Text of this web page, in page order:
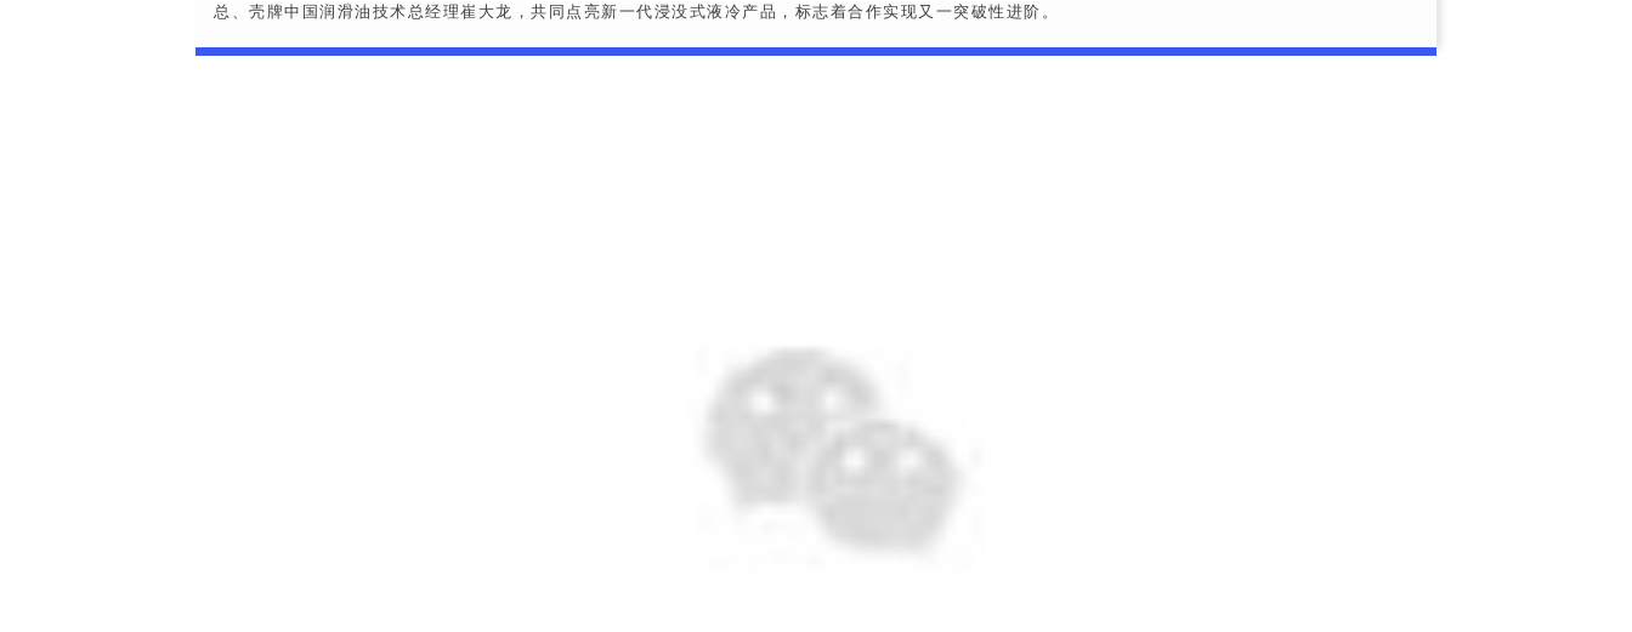
总、壳牌中国润滑油技术总经理崔大龙，共同点亮新一代浸没式液冷产品，标志着合作实现又一突破性进阶。